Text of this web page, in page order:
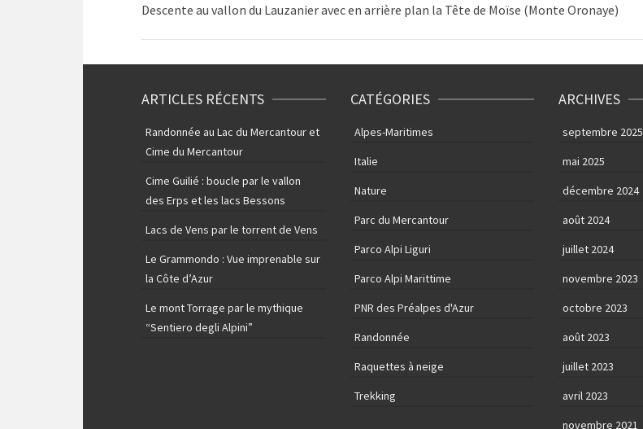
Descente au vallon du Lauzanier avec en arrière plan la Tête de Moïse (Monte Oronaye)
ARTICLES RÉCENTS
Randonnée au Lac du Mercantour et
Cime du Mercantour
Cime Guilié : boucle par le vallon
des Erps et les lacs Bessons
Lacs de Vens par le torrent de Vens
Le Grammondo : Vue imprenable sur
la Côte d’Azur
Le mont Torrage par le mythique
“Sentiero degli Alpini”
CATÉGORIES
Alpes-Maritimes
Italie
Nature
Parc du Mercantour
Parco Alpi Liguri
Parco Alpi Marittime
PNR des Préalpes d'Azur
Randonnée
Raquettes à neige
Trekking
ARCHIVES
septembre 2025
mai 2025
décembre 2024
août 2024
juillet 2024
novembre 2023
octobre 2023
août 2023
juillet 2023
avril 2023
novembre 2021